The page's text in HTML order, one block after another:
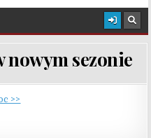
nowym sezonie
>>